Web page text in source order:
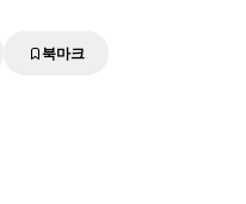
북마크